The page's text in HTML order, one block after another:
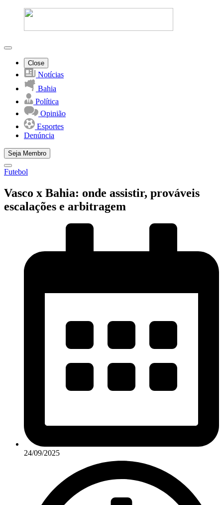
Close
Notícias
Bahia
Política
Opinião
Esportes
Denúncia
Seja Membro
Futebol
Vasco x Bahia: onde assistir, prováveis
escalações e arbitragem
24/09/2025